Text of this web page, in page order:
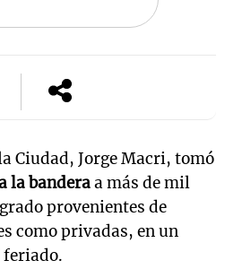
Ciudad, Jorge Macri, tomó
la banderaa más de mil
provenientes de
como privadas, en un
feriado.